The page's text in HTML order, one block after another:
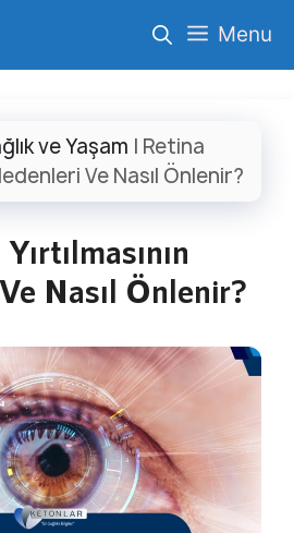
Menu
ve Yaşam | Retina
Ve Nasıl Önlenir?
Nasıl Önlenir?